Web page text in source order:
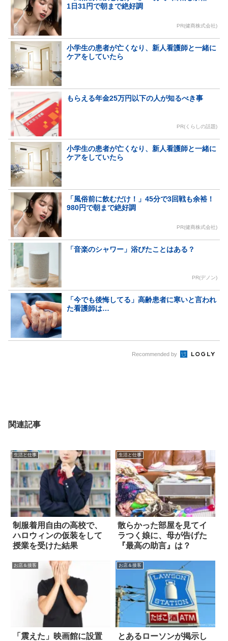
1日31円で朝まで絶好調
PR(健商株式会社)
小学生の患者が亡くなり、新人看護師と一緒に
ケアをしていたら
もらえる年金25万円以下の人が知るべき事
PR(くらしの話題)
小学生の患者が亡くなり、新人看護師と一緒に
ケアをしていたら
「風俗前に飲むだけ！」45分で3回戦も余裕！
980円で朝まで絶好調
PR(健商株式会社)
「音楽のシャワー」浴びたことはある？
PR(デノン)
「今でも後悔してる」高齢患者に寒いと言われ
た看護師は…
Recommended by
関連記事
生活と仕事
制服着用自由の高校で、
ハロウィンの仮装をして
授業を受けた結果
生活と仕事
散らかった部屋を見てイ
ラつく娘に、母が告げた
『最高の助言』は？
お店＆接客
「震えた」映画館に設置
お店＆接客
とあるローソンが掲示し